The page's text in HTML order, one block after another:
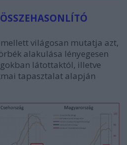
világosan mutatja azt,
alakulása lényegesen
látottaktól, illetve
tapasztalat alapján